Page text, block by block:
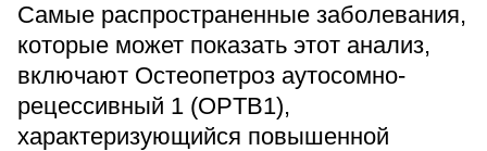
Самые распространенные заболевания,
которые может показать этот анализ,
включают Остеопетроз аутосомно-
рецессивный 1 (OPTB1),
характеризующийся повышенной